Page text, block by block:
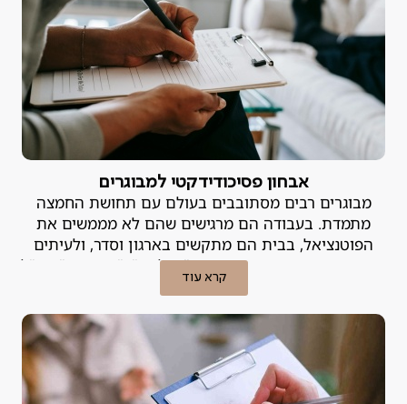
אבחון פסיכודידקטי למבוגרים
מבוגרים רבים מסתובבים בעולם עם תחושת החמצה
מתמדת. בעבודה הם מרגישים שהם לא מממשים את
הפוטנציאל, בבית הם מתקשים בארגון וסדר, ולעיתים
קרובות הם מתייגים את עצמם כ"עצלנים", "מפוזרים" או "לא
מספיק חכמים". האמת היא, שבמקרים רבים הקושי אינו נובע
אובחנה.
קרא עוד